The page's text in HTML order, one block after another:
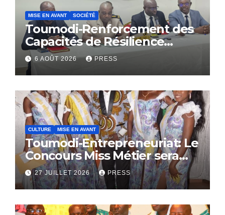
MISE EN AVANT SOCIÉTÉ
Toumodi-Renforcement des
Capacités de Résilience
Communautaire
6 AOÛT 2026 PRESS
CULTURE MISE EN AVANT
Toumodi-Entrepreneuriat: Le
Concours Miss Métier sera
bientôt lance.
27 JUILLET 2026 PRESS